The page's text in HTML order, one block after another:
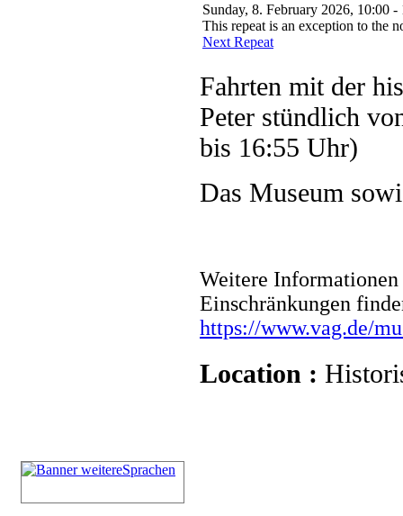
Sunday, 8. February 2026, 10:00 -
This repeat is an exception to the
Next Repeat
Fahrten mit der
Peter stündlich
bis 16:55 Uhr)
Das Museum
Weitere
Einschränkungen
https://www.vag.de/
Location :